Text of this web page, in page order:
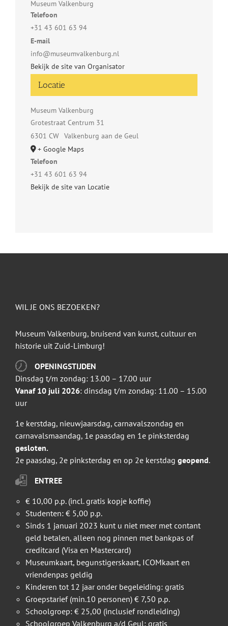
Locatie
Museum Valkenburg
Grotestraat Centrum 31
6301 CW Valkenburg aan de Geul
+ Google Maps
Telefoon
+31 43 601 63 94
Bekijk de site van Locatie
Museum Valkenburg
Telefoon
+31 43 601 63 94
E-mail
info@museumvalkenburg.nl
Bekijk de site van Organisator
WIL JE ONS BEZOEKEN?
Museum Valkenburg, bruisend van kunst, cultuur en
historie uit Zuid-Limburg!
OPENINGSTIJDEN
Dinsdag t/m zondag: 13.00 – 17.00 uur
Vanaf 10 juli 2026: dinsdag t/m zondag: 11.00 – 15.00
uur
1e kerstdag, nieuwjaarsdag, carnavalszondag en
carnavalsmaandag, 1e paasdag en 1e pinksterdag
gesloten.
2e paasdag, 2e pinksterdag en op 2e kerstdag geopend.
ENTREE
€ 10,00 p.p. (incl. gratis kopje koffie)
Studenten: € 5,00 p.p.
Sinds 1 januari 2023 kunt u niet meer met contant
geld betalen, alleen nog pinnen met bankpas of
creditcard (Visa en Mastercard)
Museumkaart, begunstigerskaart, ICOMkaart en
vriendenpas geldig
Kinderen tot 12 jaar onder begeleiding: gratis
Groepstarief (min.10 personen) € 7,50 p.p.
Schoolgroep: € 25,00 (inclusief rondleiding)
Schoolgroep Valkenburg a/d Geul: gratis